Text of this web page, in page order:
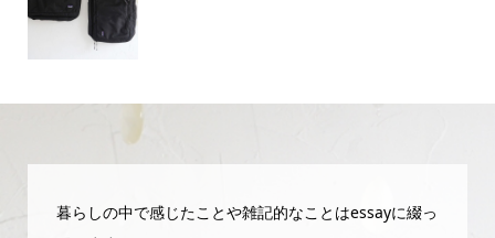
暮らしの中で感じたことや雑記的なことはessayに綴っ